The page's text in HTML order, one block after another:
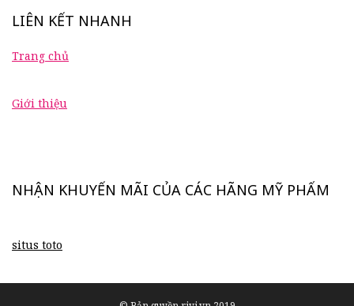
LIÊN KẾT NHANH
Trang chủ
Giới thiệu
NHẬN KHUYẾN MÃI CỦA CÁC HÃNG MỸ PHẨM
situs toto